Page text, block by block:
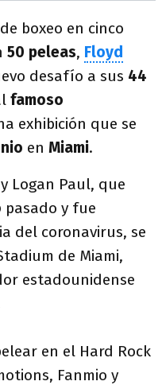
boxeo en cinco
50 peleas, Floyd
desafío a sus 44
famoso
exhibición que se
en Miami.
Logan Paul, que
pasado y fue
del coronavirus, se
de Miami,
estadounidense
en el Hard Rock
Fanmio y